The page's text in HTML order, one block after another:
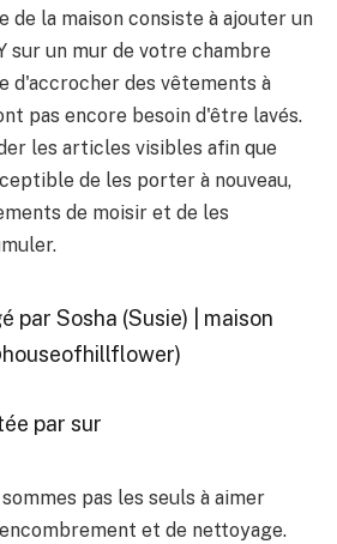
de la maison consiste à ajouter un
sur un mur de votre chambre
d'accrocher des vêtements à
pas encore besoin d'être lavés.
les articles visibles afin que
de les porter à nouveau,
de moisir et de les
par Sosha (Susie) | maison
par sur
pas les seuls à aimer
et de nettoyage.